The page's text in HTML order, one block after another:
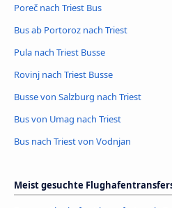
Poreč nach Triest Bus
Bus ab Portoroz nach Triest
Pula nach Triest Busse
Rovinj nach Triest Busse
Busse von Salzburg nach Triest
Bus von Umag nach Triest
Bus nach Triest von Vodnjan
Meist gesuchte